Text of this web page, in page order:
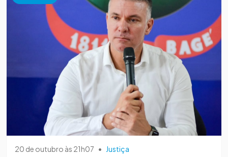
20 de outubro às 21h07 • Justiça